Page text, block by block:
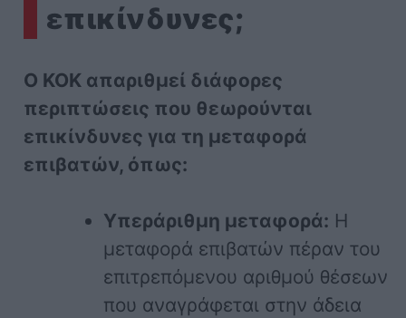
επικίνδυνες;
Ο ΚΟΚ απαριθμεί διάφορες
περιπτώσεις που θεωρούνται
επικίνδυνες για τη μεταφορά
επιβατών, όπως:
Υπεράριθμη μεταφορά: Η
μεταφορά επιβατών πέραν του
επιτρεπόμενου αριθμού θέσεων
που αναγράφεται στην άδεια